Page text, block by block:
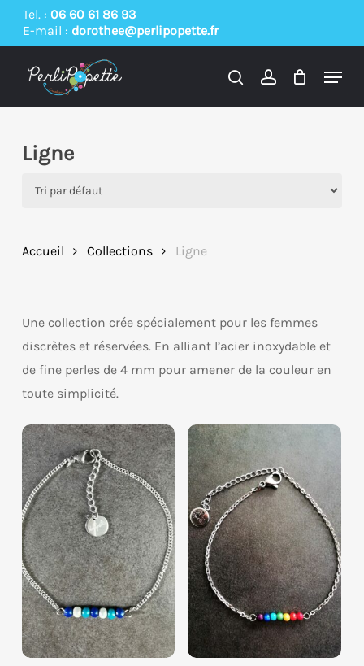
Skip
content
Tel. : 06 60 61 86 93
E-mail : dorothee@perlipopette.fr
searchaccount
Menu
Ligne
Accueil Collections Ligne
Une collection crée spécialement pour les femmes
discrètes et réservées. En alliant l’acier inoxydable et
de fine perles de 4 mm pour amener de la couleur en
toute simplicité.